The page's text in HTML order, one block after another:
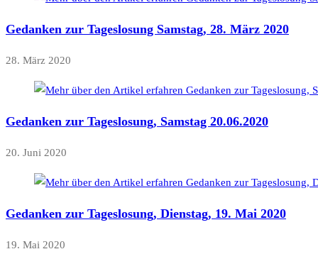
Gedanken zur Tageslosung Samstag, 28. März 2020
28. März 2020
Gedanken zur Tageslosung, Samstag 20.06.2020
20. Juni 2020
Gedanken zur Tageslosung, Dienstag, 19. Mai 2020
19. Mai 2020